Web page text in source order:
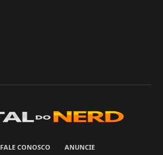
FALE CONOSCO ANUNCIE